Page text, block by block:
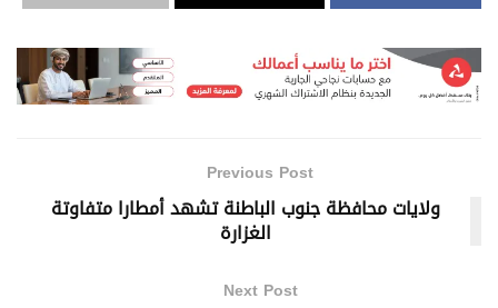
Previous Post
ولايات محافظة جنوب الباطنة تشهد أمطارا متفاوتة
الغزارة
Next Post